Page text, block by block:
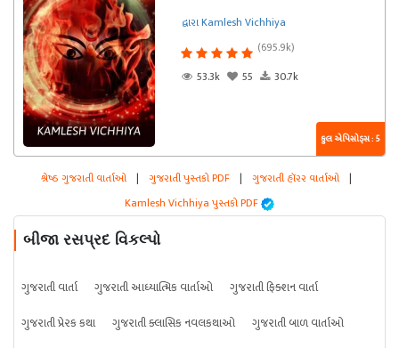
દ્વારા Kamlesh Vichhiya
(695.9k)
53.3k
55 30.7k
કુલ એપિસોડ્સ : 5
શ્રેષ્ઠ ગુજરાતી વાર્તાઓ | ગુજરાતી પુસ્તકો PDF | ગુજરાતી હૉરર વાર્તાઓ |
Kamlesh Vichhiya પુસ્તકો PDF
બીજા રસપ્રદ વિકલ્પો
ગુજરાતી વાર્તા ગુજરાતી આધ્યાત્મિક વાર્તાઓ
ગુજરાતી ફિક્શન વાર્તા
ગુજરાતી પ્રેરક કથા
ગુજરાતી ક્લાસિક નવલકથાઓ
ગુજરાતી બાળ વાર્તાઓ